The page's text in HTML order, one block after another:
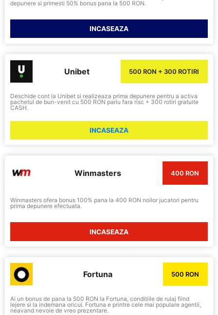
depunere si primesti 50% bonus pana la 500 RON.
INCASEAZA
Unibet 500 RON + 300 ROTIRI
Deschide cont la Unibet si realizeaza prima depunere pentru a activa
pachetul de bun-venit cu 500 RON pariu fara risc + 300 rotiri gratuite
CASH.
INCASEAZA
Winmasters 400 RON
Winmasters ofera bonus 100% pana la 400 RON noilor jucatori pentru
prima depunere efectuata.
INCASEAZA
Fortuna 500 RON
Ai un bonus de pana la 500 RON la Fortuna, conditiile de rulaj fiind
lejere si la indemana oricui. Fortuna e printre cele mai populare agentii,
neavand nevoie de vreo prezentare.